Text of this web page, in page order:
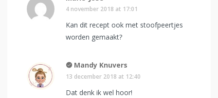
4 november 2018 at 17:01
Kan dit recept ook met stoofpeertjes
worden gemaakt?
Mandy Knuvers
13 december 2018 at 12:40
Dat denk ik wel hoor!